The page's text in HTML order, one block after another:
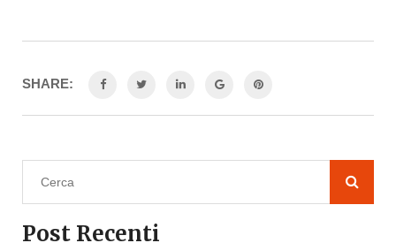
SHARE:
Post Recenti